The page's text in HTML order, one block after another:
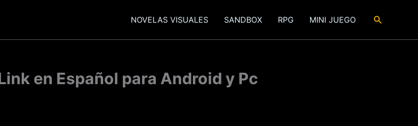
NOVELAS VISUALES SANDBOX RPG MINI JUEGO Buscar
en Español para Android y Pc